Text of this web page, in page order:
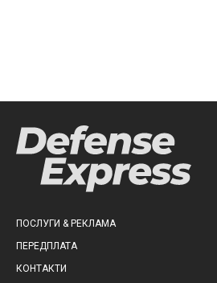
ПОСЛУГИ & РЕКЛАМА
ПЕРЕДПЛАТА
КОНТАКТИ